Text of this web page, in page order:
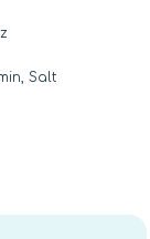
Salt